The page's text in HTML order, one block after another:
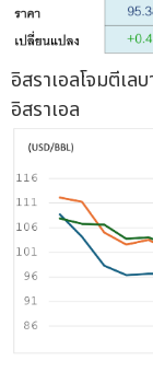
อิสราเอลโจมตีเล
อิสราเอล